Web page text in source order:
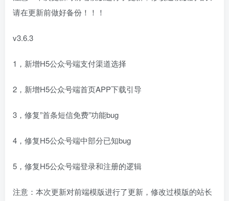
请在更新前做好备份！！！
v3.6.3
1，新增H5公众号端支付渠道选择
2，新增H5公众号端首页APP下载引导
3，修复”首条短信免费”功能bug
4，修复H5公众号端中部分已知bug
5，修复H5公众号端登录和注册的逻辑
注意：本次更新对前端模版进行了更新，修改过模版的站长